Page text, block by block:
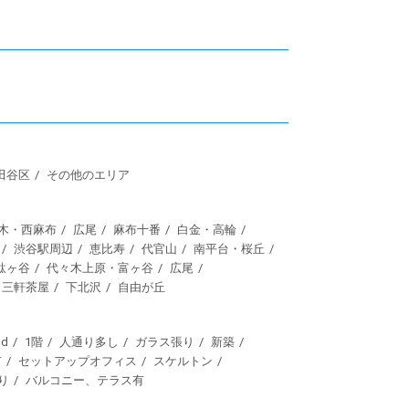
谷区 その他のエリア
・西麻布 広尾 麻布十番
白金・高輪
渋谷駅周辺
恵比寿 代官山
南平台・桜丘
ヶ谷
代々木上原・富ヶ谷
広尾
三軒茶屋
下北沢 自由が丘
1階 人通り多し ガラス張り
新築
セットアップオフィス
スケルトン
バルコニー、テラス有